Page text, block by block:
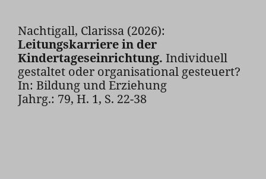
Nachtigall, Clarissa (2026):
Leitungskarriere in der
Kindertageseinrichtung. Individuell
gestaltet oder organisational gesteuert?
In: Bildung und Erziehung
Jahrg.: 79, H. 1, S. 22-38